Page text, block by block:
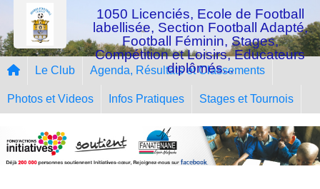
1050 Licenciés, Ecole de Football
labellisée, Section Football Adapté,
Football Féminin, Stages,
Compétition et Loisirs, Educateurs
diplômés...
Le Club Agenda, Résultats et Classements
Photos et Videos Infos Pratiques Stages et Tournois
Panneau de gestion des cookies